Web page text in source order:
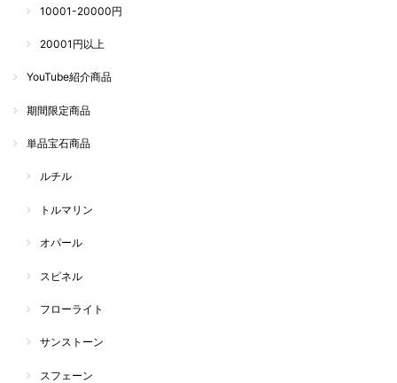
10001-20000円
20001円以上
YouTube紹介商品
期間限定商品
単品宝石商品
ルチル
トルマリン
オパール
スピネル
フローライト
サンストーン
スフェーン